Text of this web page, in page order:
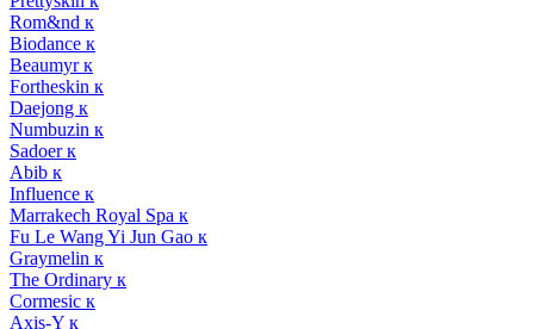
Rom&nd к
Biodance к
Beaumyr к
Fortheskin к
Daejong к
Numbuzin к
Sadoer к
Abib к
Influence к
Marrakech Royal Spa к
Fu Le Wang Yi Jun Gao к
Graymelin к
The Ordinary к
Cormesic к
Axis-Y к